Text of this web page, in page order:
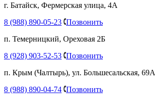
г. Батайск, Фермерская улица, 4А
8 (988) 890-05-23 Позвонить
п. Темерницкий, Ореховая 2Б
8 (928) 903-52-53 Позвонить
п. Крым (Чалтырь), ул. Большесальская, 69А
8 (988) 890-04-74 Позвонить